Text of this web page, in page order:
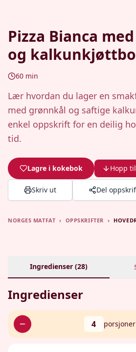
Pizza Bianca
og
60 min
Lær hvordan du lager en
med grønnkål og saftige
enkel oppskrift for en deilig
tid.
Lagre i kokebok Hopp
Skriv ut Del
NORGES MATFAT › OPPSKRIFTER ›
Ingredienser (28)
Ingredienser
4 porsjoner